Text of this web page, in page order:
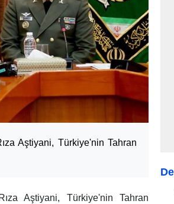
Aştiyani, Türkiye'nin Tahran
Aştiyani, Türkiye'nin Tahran